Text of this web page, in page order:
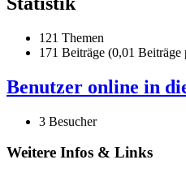
121 Themen
171 Beiträge (0,01 Beiträge
Benutzer online in
3 Besucher
Weitere Infos & Links